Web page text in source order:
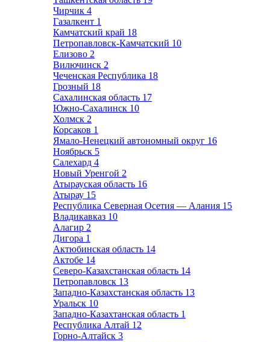
Чирчик 4
Газалкент 1
Камчатский край 18
Петропавловск-Камчатский 10
Елизово 2
Вилючинск 2
Чеченская Республика 18
Грозный 18
Сахалинская область 17
Южно-Сахалинск 10
Холмск 2
Корсаков 1
Ямало-Ненецкий автономный округ 16
Ноябрьск 5
Салехард 4
Новый Уренгой 2
Атырауская область 16
Атырау 15
Республика Северная Осетия — Алания 15
Владикавказ 10
Алагир 2
Дигора 1
Актюбинская область 14
Актобе 14
Северо-Казахстанская область 14
Петропавловск 13
Западно-Казахстанская область 13
Уральск 10
Западно-Казахтанская область 1
Республика Алтай 12
Горно-Алтайск 3